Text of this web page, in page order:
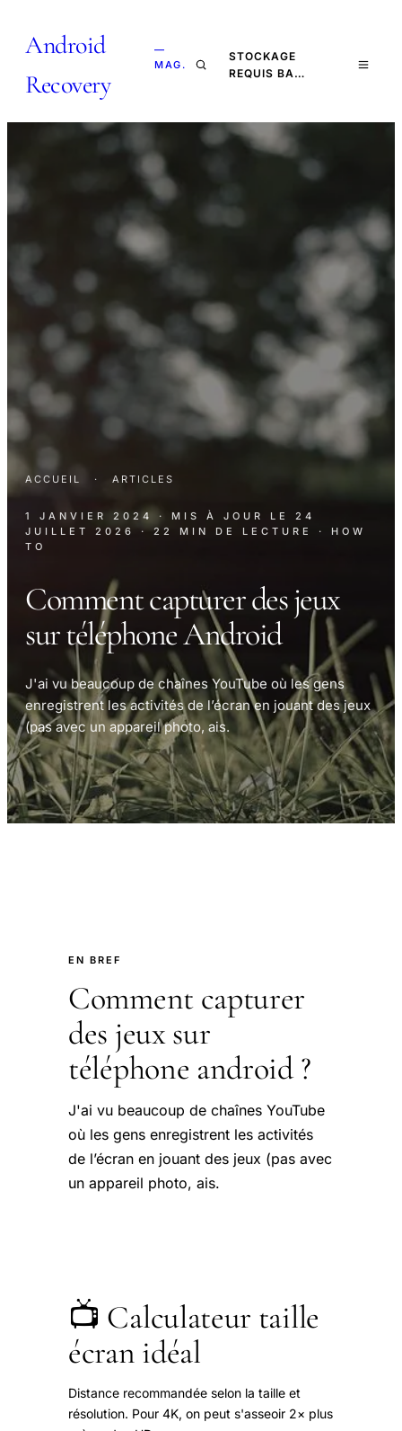
Android
Recovery
—
MAG.
STOCKAGE
REQUIS BA…
ACCUEIL · ARTICLES
1 JANVIER 2024 · MIS À JOUR LE 24
JUILLET 2026
· 22 MIN DE LECTURE
· HOW
TO
Comment capturer des jeux
sur téléphone Android
J'ai vu beaucoup de chaînes YouTube où les gens
enregistrent les activités de l’écran en jouant des jeux
(pas avec un appareil photo, ais.
EN BREF
Comment capturer
des jeux sur
téléphone android ?
J'ai vu beaucoup de chaînes YouTube
où les gens enregistrent les activités
de l’écran en jouant des jeux (pas avec
un appareil photo, ais.
📺 Calculateur taille
écran idéal
Distance recommandée selon la taille et
résolution. Pour 4K, on peut s'asseoir 2× plus